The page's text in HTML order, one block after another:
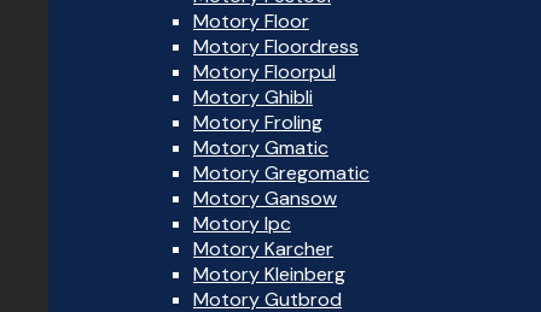
Motory Floor
Motory Floordress
Motory Floorpul
Motory Ghibli
Motory Froling
Motory Gmatic
Motory Gregomatic
Motory Gansow
Motory Ipc
Motory Karcher
Motory Kleinberg
Motory Gutbrod